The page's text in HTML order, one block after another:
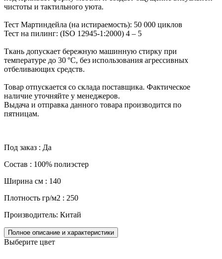
чистоты и тактильного уюта.
Тест Мартиндейла (на истираемость): 50 000 циклов
Тест на пилинг: (ISO 12945-1:2000) 4 – 5
Ткань допускает бережную машинную стирку при
температуре до 30 °C, без использования агрессивных
отбеливающих средств.
Товар отпускается со склада поставщика. Фактическое
наличие уточняйте у менеджеров.
Выдача и отправка данного товара производится по
пятницам.
Под заказ : Да
Состав : 100% полиэстер
Ширина см : 140
Плотность гр/м2 : 250
Производитель: Китай
Полное описание и характеристики
Выберите цвет